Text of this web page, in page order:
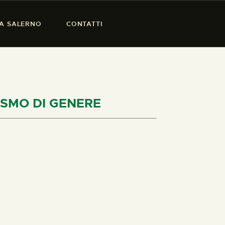
SALERNO CONTATTI
DI GENERE